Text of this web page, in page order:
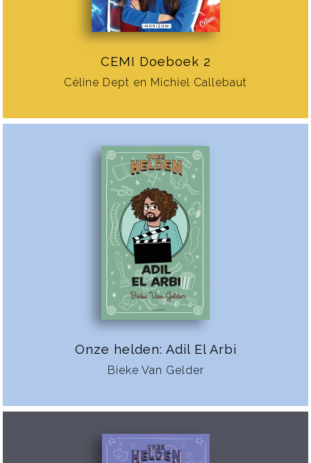
CEMI Doeboek 2
Céline Dept en Michiel Callebaut
Onze helden: Adil El Arbi
Bieke Van Gelder